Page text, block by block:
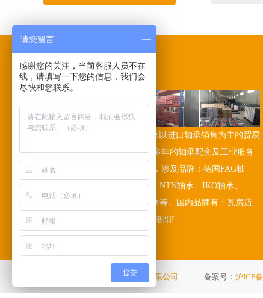
关于我们/ABOUT US
誉绍轴承(上海)有限公司是一家以进口轴承销售为主的贸易
公司，本公司在工业领域已有多年的轴承配套及工业服务
经验。公司多年代理进口轴承，涉及品牌：德国FAG轴
承、INA轴承、日本NSK轴承、NTN轴承、IKO轴承、
KOYO轴承、美国TIMKEN轴承等。国内品牌有：瓦房店
ZWZ轴承、哈尔滨HRB轴承、洛阳L...
誉绍轴承（上海）有限公司 备案号： 沪ICP
请您留言
感谢您的关注，当前客服人员不在
线，请填写一下您的信息，我们会
尽快和您联系。
提交